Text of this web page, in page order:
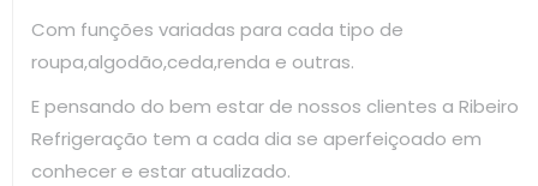
Com funções variadas para cada tipo de
roupa,algodão,ceda,renda e outras.
E pensando do bem estar de nossos clientes a Ribeiro
Refrigeração tem a cada dia se aperfeiçoado em
conhecer e estar atualizado.